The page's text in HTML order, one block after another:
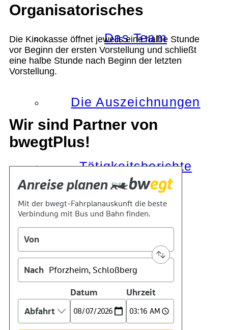
Das Team
Die Auszeichnungen
Tätigkeitsberichte
Kooperationen
Verbände
Organisatorisches
Die Kinokasse öffnet jeweils eine halbe Stunde
vor Beginn der ersten Vorstellung und schließt
eine halbe Stunde nach Beginn der letzten
Vorstellung.
Wir sind Partner von
bwegtPlus!